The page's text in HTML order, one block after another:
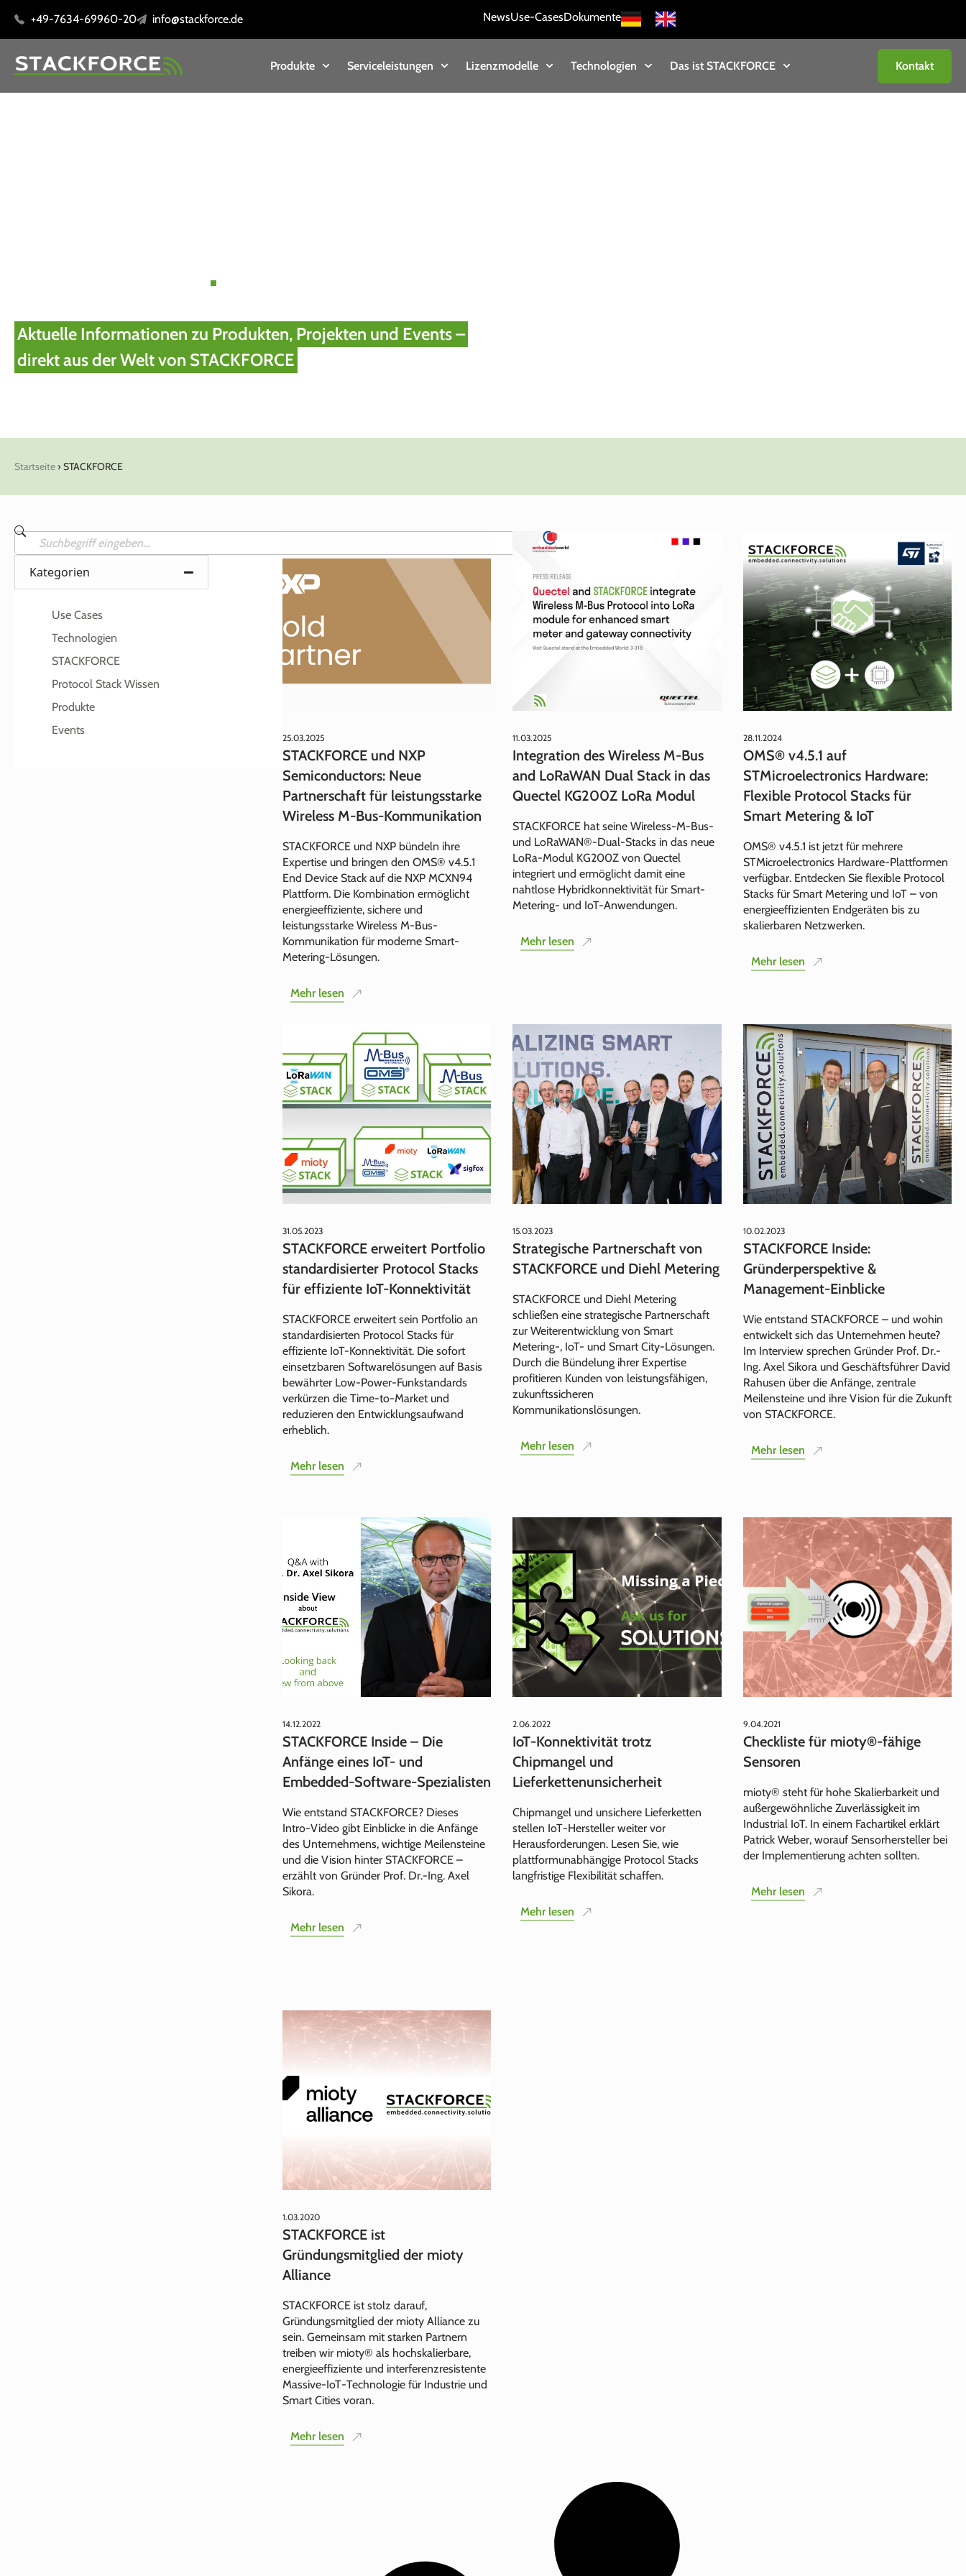
+49-7634-69960-20 info@stackforce.de NewsUse-CasesDokumente
Produkte Serviceleistungen Lizenzmodelle Technologien Das ist STACKFORCE Kontakt
.
Aktuelle Informationen zu Produkten, Projekten und Events –
direkt aus der Welt von STACKFORCE
Startseite › STACKFORCE
Kategorien
Use Cases
Technologien
STACKFORCE
Protocol Stack Wissen
Produkte
Events
25.03.2025
STACKFORCE und NXP
Semiconductors: Neue
Partnerschaft für leistungsstarke
Wireless M‑Bus-Kommunikation
STACKFORCE und NXP bündeln ihre
Expertise und bringen den OMS® v4.5.1
End Device Stack auf die NXP MCXN94
Plattform. Die Kombination ermöglicht
energieeffiziente, sichere und
leistungsstarke Wireless M‑Bus-
Kommunikation für moderne Smart-
Metering-Lösungen.
Mehr lesen
11.03.2025
Integration des Wireless M-Bus
and LoRaWAN Dual Stack in das
Quectel KG200Z LoRa Modul
STACKFORCE hat seine Wireless-M-Bus-
und LoRaWAN®-Dual-Stacks in das neue
LoRa-Modul KG200Z von Quectel
integriert und ermöglicht damit eine
nahtlose Hybridkonnektivität für Smart-
Metering- und IoT-Anwendungen.
Mehr lesen
28.11.2024
OMS® v4.5.1 auf
STMicroelectronics Hardware:
Flexible Protocol Stacks für
Smart Metering & IoT
OMS® v4.5.1 ist jetzt für mehrere
STMicroelectronics Hardware‑Plattformen
verfügbar. Entdecken Sie flexible Protocol
Stacks für Smart Metering und IoT – von
energieeffizienten Endgeräten bis zu
skalierbaren Netzwerken.
Mehr lesen
31.05.2023
STACKFORCE erweitert Portfolio
standardisierter Protocol Stacks
für effiziente IoT-Konnektivität
STACKFORCE erweitert sein Portfolio an
standardisierten Protocol Stacks für
effiziente IoT-Konnektivität. Die sofort
einsetzbaren Softwarelösungen auf Basis
bewährter Low-Power-Funkstandards
verkürzen die Time-to-Market und
reduzieren den Entwicklungsaufwand
erheblich.
Mehr lesen
15.03.2023
Strategische Partnerschaft von
STACKFORCE und Diehl Metering
STACKFORCE und Diehl Metering
schließen eine strategische Partnerschaft
zur Weiterentwicklung von Smart
Metering-, IoT- und Smart City‑Lösungen.
Durch die Bündelung ihrer Expertise
profitieren Kunden von leistungsfähigen,
zukunftssicheren
Kommunikationslösungen.
Mehr lesen
10.02.2023
STACKFORCE Inside:
Gründerperspektive &
Management‑Einblicke
Wie entstand STACKFORCE – und wohin
entwickelt sich das Unternehmen heute?
Im Interview sprechen Gründer Prof. Dr.-
Ing. Axel Sikora und Geschäftsführer David
Rahusen über die Anfänge, zentrale
Meilensteine und ihre Vision für die Zukunft
von STACKFORCE.
Mehr lesen
14.12.2022
STACKFORCE Inside – Die
Anfänge eines IoT- und
Embedded-Software-Spezialisten
Wie entstand STACKFORCE? Dieses
Intro‑Video gibt Einblicke in die Anfänge
des Unternehmens, wichtige Meilensteine
und die Vision hinter STACKFORCE –
erzählt von Gründer Prof. Dr.-Ing. Axel
Sikora.
Mehr lesen
2.06.2022
IoT‑Konnektivität trotz
Chipmangel und
Lieferkettenunsicherheit
Chipmangel und unsichere Lieferketten
stellen IoT‑Hersteller weiter vor
Herausforderungen. Lesen Sie, wie
plattformunabhängige Protocol Stacks
langfristige Flexibilität schaffen.
Mehr lesen
9.04.2021
Checkliste für mioty®-fähige
Sensoren
mioty® steht für hohe Skalierbarkeit und
außergewöhnliche Zuverlässigkeit im
Industrial IoT. In einem Fachartikel erklärt
Patrick Weber, worauf Sensorhersteller bei
der Implementierung achten sollten.
Mehr lesen
1.03.2020
STACKFORCE ist
Gründungsmitglied der mioty
Alliance
STACKFORCE ist stolz darauf,
Gründungsmitglied der mioty Alliance zu
sein. Gemeinsam mit starken Partnern
treiben wir mioty® als hochskalierbare,
energieeffiziente und interferenzresistente
Massive‑IoT‑Technologie für Industrie und
Smart Cities voran.
Mehr lesen